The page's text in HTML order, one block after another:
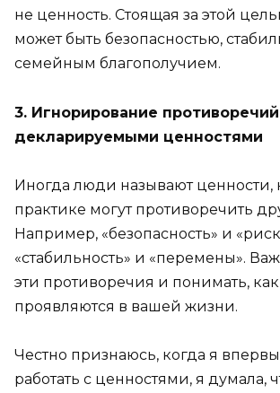
не ценность. Стоящая за этой
может быть безопасностью,
семейным благополучием.
3. Игнорирование
декларируемыми ценностями
Иногда люди называют ценности,
практике могут противоречить
Например, «безопасность» и
«стабильность» и «перемены».
эти противоречия и понимать,
проявляются в вашей жизни.
Честно признаюсь, когда я
работать с ценностями, я думала,